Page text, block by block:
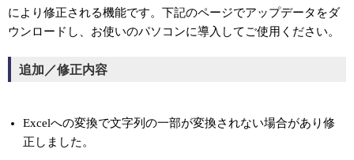
により修正される機能です。下記のページでアップデータをダ
ウンロードし、お使いのパソコンに導入してご使用ください。
追加／修正内容
Excelへの変換で文字列の一部が変換されない場合があり修
正しました。